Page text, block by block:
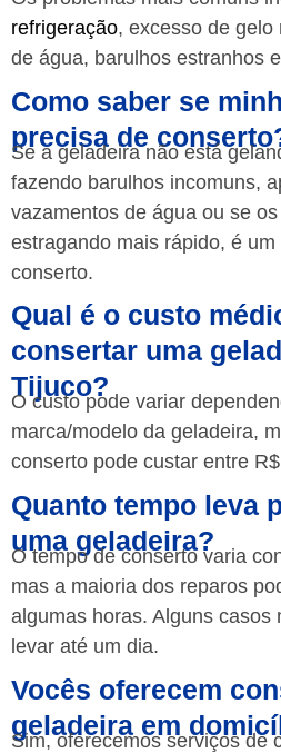
refrigeração, excesso de gelo
de água, barulhos estranhos
Como saber se
precisa de
Se a geladeira não está
fazendo barulhos incomuns,
vazamentos de água ou se
estragando mais rápido, é
conserto.
Qual é o custo
consertar uma
Tijuco?
O custo pode variar
marca/modelo da geladeira,
conserto pode custar entre
Quanto tempo leva
uma geladeira?
O tempo de conserto varia
mas a maioria dos reparos
algumas horas. Alguns casos
levar até um dia.
Vocês oferecem
geladeira em
Sim, oferecemos serviços de